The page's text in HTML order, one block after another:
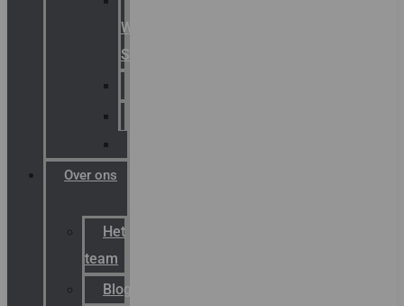
Warning
Signals
Over ons
Het
team
Blog